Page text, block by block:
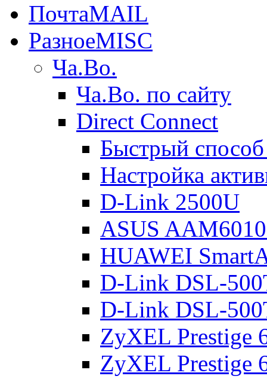
ПочтаMAIL
РазноеMISC
Ча.Во.
Ча.Во. по сайту
Direct Connect
Быстрый
Настройка
D-Link 2500U
ASUS
HUAWEI
D-Link DSL-
D-Link DSL-
ZyXEL Prestige
ZyXEL Prestige